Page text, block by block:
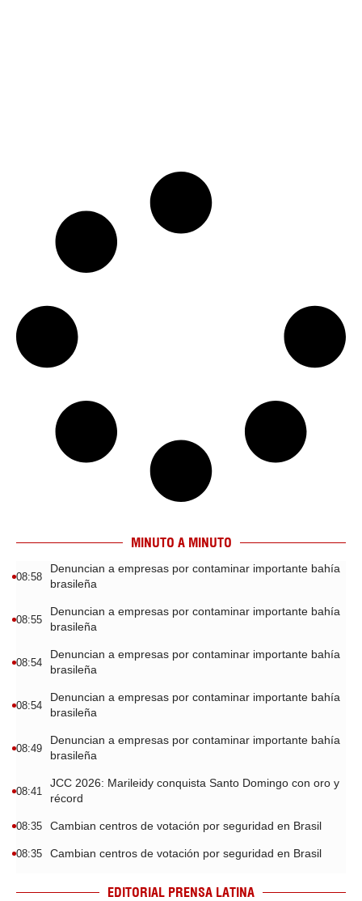
MINUTO A MINUTO
08:58
Denuncian a empresas por contaminar importante bahía
brasileña
08:55
Denuncian a empresas por contaminar importante bahía
brasileña
08:54
Denuncian a empresas por contaminar importante bahía
brasileña
08:54
Denuncian a empresas por contaminar importante bahía
brasileña
08:49
Denuncian a empresas por contaminar importante bahía
brasileña
08:41
JCC 2026: Marileidy conquista Santo Domingo con oro y
récord
08:35 Cambian centros de votación por seguridad en Brasil
08:35 Cambian centros de votación por seguridad en Brasil
EDITORIAL PRENSA LATINA